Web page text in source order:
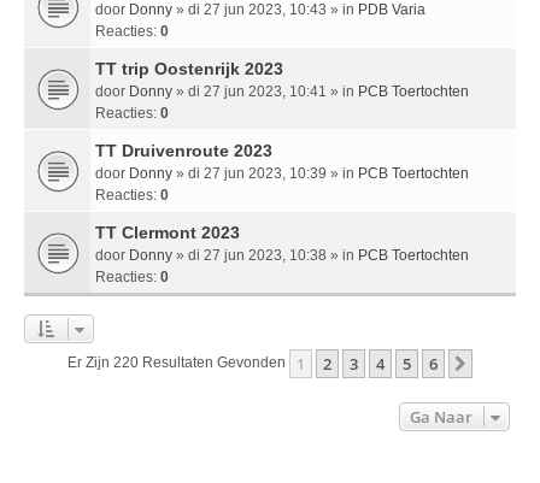
door Donny » di 27 jun 2023, 10:43 » in PDB Varia
Reacties: 0
TT trip Oostenrijk 2023
door Donny » di 27 jun 2023, 10:41 » in PCB Toertochten
Reacties: 0
TT Druivenroute 2023
door Donny » di 27 jun 2023, 10:39 » in PCB Toertochten
Reacties: 0
TT Clermont 2023
door Donny » di 27 jun 2023, 10:38 » in PCB Toertochten
Reacties: 0
Er Zijn 220 Resultaten Gevonden 1 2 3 4 5 6
Ga Naar